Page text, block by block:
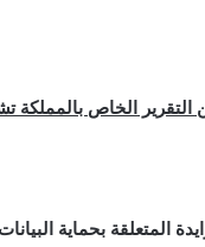
التقرير الخاص بالمملكة
المتعلقة بحماية